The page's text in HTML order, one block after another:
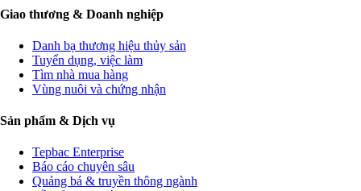
Giao thương & Doanh nghiệp
Danh bạ thương hiệu thủy sản
Tuyển dụng, việc làm
Tìm nhà mua hàng
Vùng nuôi và chứng nhận
Sản phẩm & Dịch vụ
Tepbac Enterprise
Báo cáo chuyên sâu
Quảng bá & truyền thông ngành